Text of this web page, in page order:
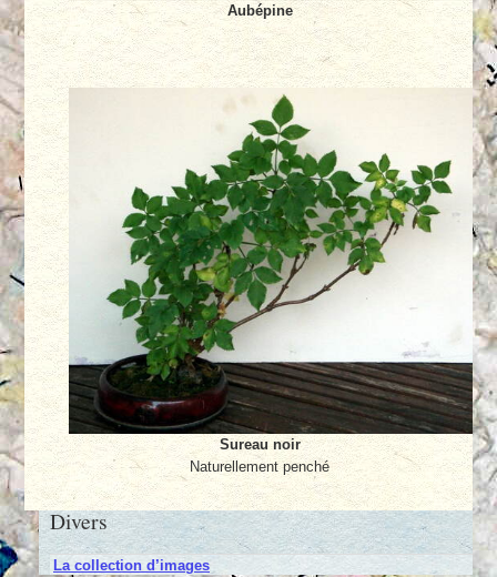
Aubépine
Sureau noir
Naturellement penché
Divers
La collection d’images